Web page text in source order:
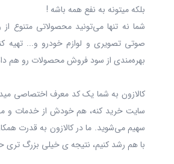
بلکه میتونه به نفع همه باشه !
شما نه‌ تنها می‌تونید محصولاتی متنوع از
صوتی تصویری و لوازم خودرو و... تهیه
بهره‌مندی از سود فروش محصولات رو هم
کالازون به شما یک کد معرف اختصاصی
سایت خرید کنه، هم خودش از خدمات و
سهیم می‌شوید. ما در کالازون به قدرت
با هم رشد کنیم، نتیجه ی خیلی بزرگ‌